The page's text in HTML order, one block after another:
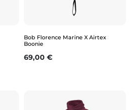
Bob Florence Marine X Airtex
Boonie
Prix
69,00 €